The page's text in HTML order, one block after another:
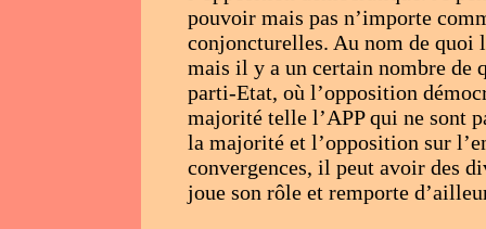
pouvoir mais pas n’importe
conjoncturelles. Au nom de quoi
mais il y a un certain nombre de
parti-Etat, où l’opposition
majorité telle l’APP qui ne sont
la majorité et l’opposition sur
convergences, il peut avoir des
joue son rôle et remporte